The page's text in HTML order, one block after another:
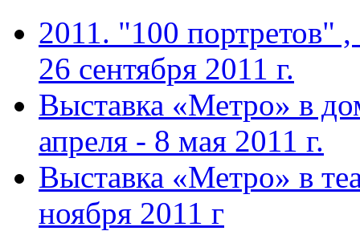
2011. "100 портретов"
26 сентября 2011 г.
Выставка «Метро» в
апреля - 8 мая 2011 г.
Выставка «Метро» в
ноября 2011 г